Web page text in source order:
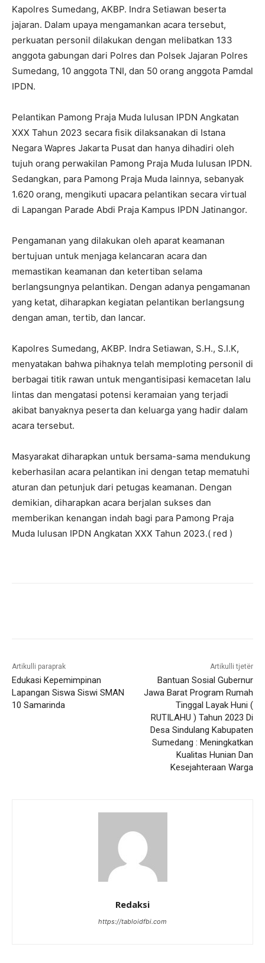
Kapolres Sumedang, AKBP. Indra Setiawan beserta
jajaran. Dalam upaya mengamankan acara tersebut,
perkuatan personil dilakukan dengan melibatkan 133
anggota gabungan dari Polres dan Polsek Jajaran Polres
Sumedang, 10 anggota TNI, dan 50 orang anggota Pamdal
IPDN.
Pelantikan Pamong Praja Muda lulusan IPDN Angkatan
XXX Tahun 2023 secara fisik dilaksanakan di Istana
Negara Wapres Jakarta Pusat dan hanya dihadiri oleh
tujuh orang perwakilan Pamong Praja Muda lulusan IPDN.
Sedangkan, para Pamong Praja Muda lainnya, sebanyak
1.620 orang, mengikuti upacara pelantikan secara virtual
di Lapangan Parade Abdi Praja Kampus IPDN Jatinangor.
Pengamanan yang dilakukan oleh aparat keamanan
bertujuan untuk menjaga kelancaran acara dan
memastikan keamanan dan ketertiban selama
berlangsungnya pelantikan. Dengan adanya pengamanan
yang ketat, diharapkan kegiatan pelantikan berlangsung
dengan aman, tertib, dan lancar.
Kapolres Sumedang, AKBP. Indra Setiawan, S.H., S.I.K,
menyatakan bahwa pihaknya telah memploting personil di
berbagai titik rawan untuk mengantisipasi kemacetan lalu
lintas dan mengatasi potensi keramaian yang terjadi
akibat banyaknya peserta dan keluarga yang hadir dalam
acara tersebut.
Masyarakat diharapkan untuk bersama-sama mendukung
keberhasilan acara pelantikan ini dengan tetap mematuhi
aturan dan petunjuk dari petugas keamanan. Dengan
demikian, diharapkan acara berjalan sukses dan
memberikan kenangan indah bagi para Pamong Praja
Muda lulusan IPDN Angkatan XXX Tahun 2023.( red )
Artikulli paraprak
Edukasi Kepemimpinan
Lapangan Siswa Siswi SMAN
10 Samarinda
Artikulli tjetër
Bantuan Sosial Gubernur
Jawa Barat Program Rumah
Tinggal Layak Huni (
RUTILAHU ) Tahun 2023 Di
Desa Sindulang Kabupaten
Sumedang : Meningkatkan
Kualitas Hunian Dan
Kesejahteraan Warga
Redaksi
https://tabloidfbi.com